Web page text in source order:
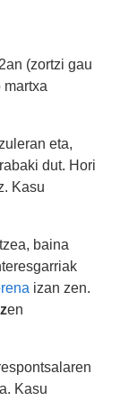
(zortzi gau
martxa
eta,
dut. Hori
Kasu
baina
izan zen.
en
Kasu